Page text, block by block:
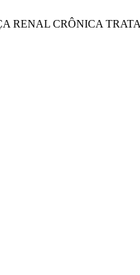
RENAL CRÔNICA